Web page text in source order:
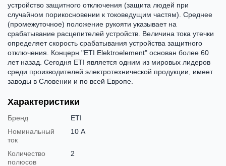
устройство защитного отключения (защита людей при
случайном порикосновении к токоведущим частям). Среднее
(промежуточное) положение рукояти указывает на
срабатывание расцепителей устройств. Величина тока утечки
определяет скорость срабатывания устройства защитного
отключения. Концерн "ETI Elektroelement" основан более 60
лет назад. Сегодня ETI является одним из мировых лидеров
среди производителей электротехнической продукции, имеет
заводы в Словении и по всей Европе.
Характеристики
Бренд
ETI
Номинальный
ток
10 А
Количество
полюсов
2